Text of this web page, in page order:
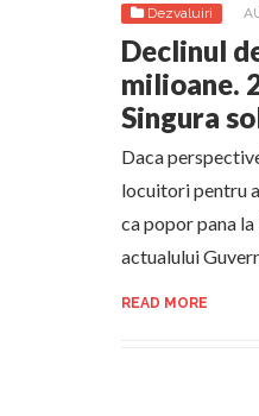
Dezvaluiri
Declinul
milioane.
Singura
Daca
locuitori pentru
ca popor pana
actualului
READ MORE